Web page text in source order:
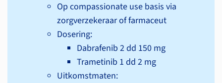
Op compassionate use basis via
zorgverzekeraar of farmaceut
Dosering:
Dabrafenib 2 dd 150 mg
Trametinib 1 dd 2 mg
Uitkomstmaten: